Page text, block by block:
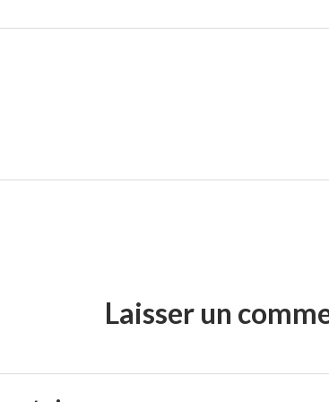
Laisser un